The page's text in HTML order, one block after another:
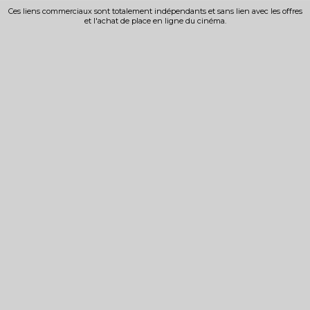
Ces liens commerciaux sont totalement indépendants et sans lien avec les offres
et l'achat de place en ligne du cinéma.